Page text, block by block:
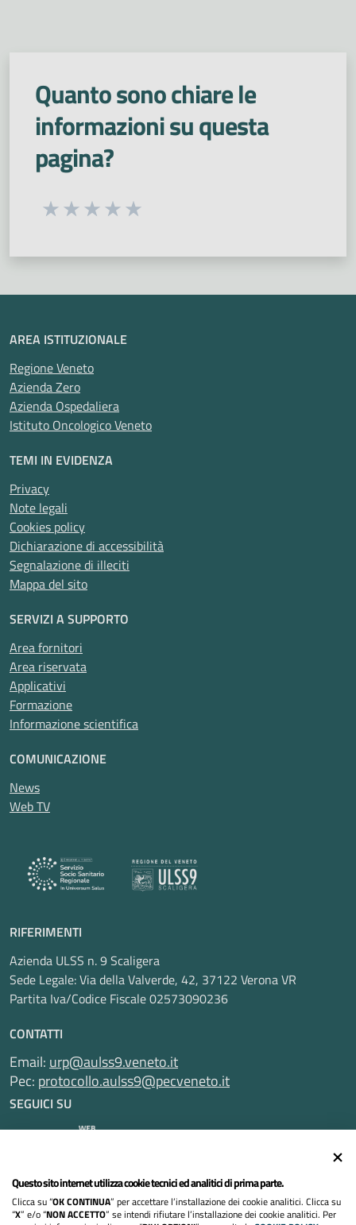
Quanto sono chiare le
informazioni su questa
pagina?
Seleziona una valutazione da 1 a 5 stelle
AREA ISTITUZIONALE
Regione Veneto
Azienda Zero
Azienda Ospedaliera
Istituto Oncologico Veneto
TEMI IN EVIDENZA
Privacy
Note legali
Cookies policy
Dichiarazione di accessibilità
Segnalazione di illeciti
Mappa del sito
SERVIZI A SUPPORTO
Area fornitori
Area riservata
Applicativi
Formazione
Informazione scientifica
COMUNICAZIONE
News
Web TV
RIFERIMENTI
Azienda ULSS n. 9 Scaligera
Sede Legale: Via della Valverde, 42, 37122 Verona VR
Partita Iva/Codice Fiscale 02573090236
CONTATTI
Email: urp@aulss9.veneto.it
Pec: protocollo.aulss9@pecveneto.it
SEGUICI SU
Informativa privacy
Dichiarazione di accessibilità
Questo sito internet utilizza cookie tecnici ed analitici di prima parte.
Clicca su “OK CONTINUA” per accettare l’installazione dei cookie analitici. Clicca su
“X” e/o “NON ACCETTO” se intendi rifiutare l’installazione dei cookie analitici. Per